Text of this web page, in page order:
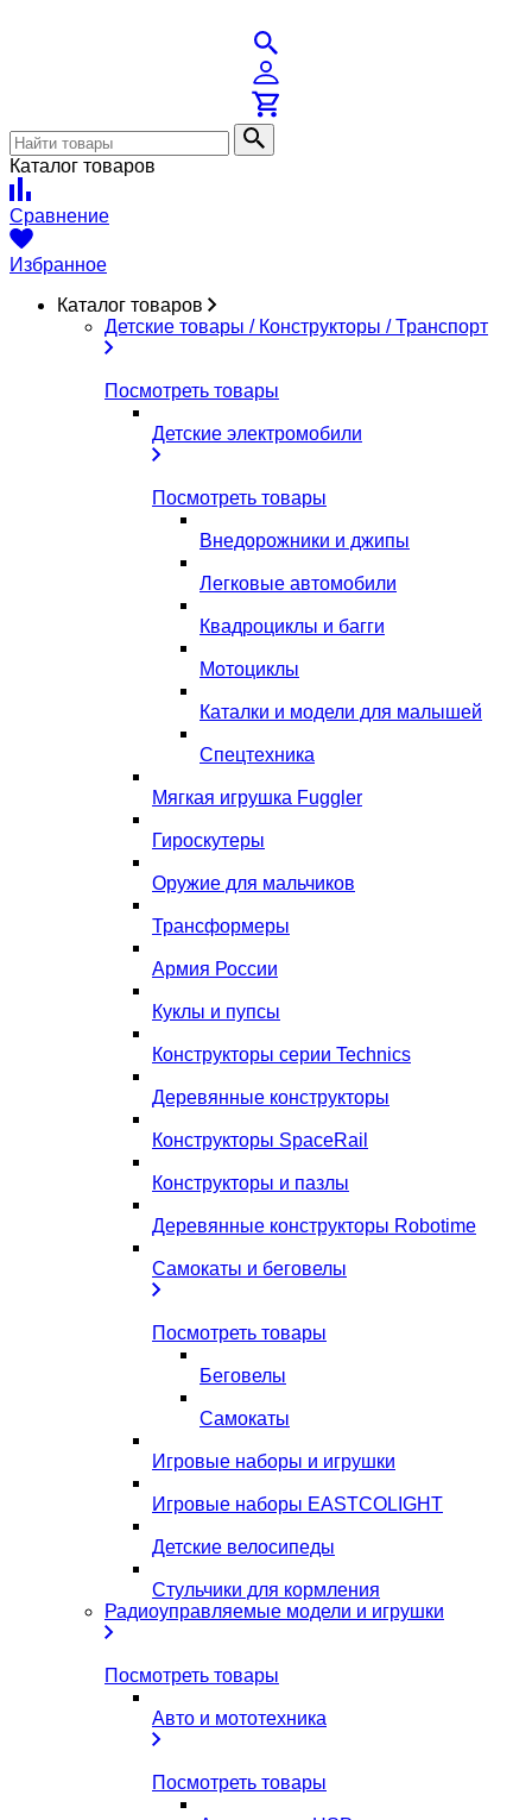
Каталог товаров
Сравнение
Избранное
Каталог товаров
Детские товары / Конструкторы / Транспорт
Посмотреть товары
Детские электромобили
Посмотреть товары
Внедорожники и джипы
Легковые автомобили
Квадроциклы и багги
Мотоциклы
Каталки и модели для малышей
Спецтехника
Мягкая игрушка Fuggler
Гироскутеры
Оружие для мальчиков
Трансформеры
Армия России
Куклы и пупсы
Конструкторы серии Technics
Деревянные конструкторы
Конструкторы SpaceRail
Конструкторы и пазлы
Деревянные конструкторы Robotime
Самокаты и беговелы
Посмотреть товары
Беговелы
Самокаты
Игровые наборы и игрушки
Игровые наборы EASTCOLIGHT
Детские велосипеды
Стульчики для кормления
Радиоуправляемые модели и игрушки
Посмотреть товары
Авто и мототехника
Посмотреть товары